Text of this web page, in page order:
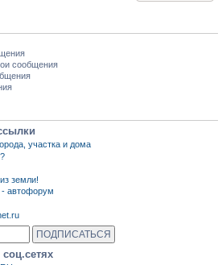
сообщения
участка и дома
земли!
- автофорум